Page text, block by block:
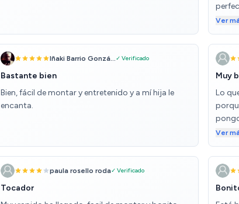
con
a
Ver
Iñaki Barrio Gonzá... ✓ Verificado
Bastante bien
Bien, fácil de montar y entretenido y a mí hija le
encanta.
Muy
Lo
Ver
paula rosello roda✓ Verificado
Tocador